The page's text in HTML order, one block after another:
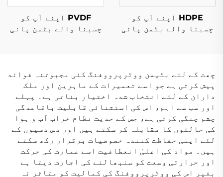
HDPE اپنے آپ کو
چسبنا والے بٹمن پانی
PVDF اپنے آپ کو
چسبنا والے بٹمن پانی
چھت کے لئے بٹیمن ووٹرپرووفنگ کئی مجبوتنہ فوائد
پیش کرتی ہے جو اسے تعمیرات کے ماہرین اور ملک
داران کے لئے انتخاب شدہ اختیار بناتی ہے۔ پہلے
اور سب سے اہم، اس کی استثنائی قابلیت باقاعدگی
چشم چنگی کرتی ہے، جس کے حديث نظام خراب آب و ہوا
کی حالتوں کا مقابلہ کر سکتے ہیں اور دس دسیوں کے
لئے اپنی حفاظت کنندہ خصوصیات برقرار رکھ سکتے
ہیں۔ مواد کی اعلیٰ انعطافیت اسے عمارت کی حرکت
اور حرارتی وسعت کو سنبھالنے کی اجازت دیتا ہے
بغیر اس کی ووٹرپرووفنگ کی کمالیت کو متاثر نہ